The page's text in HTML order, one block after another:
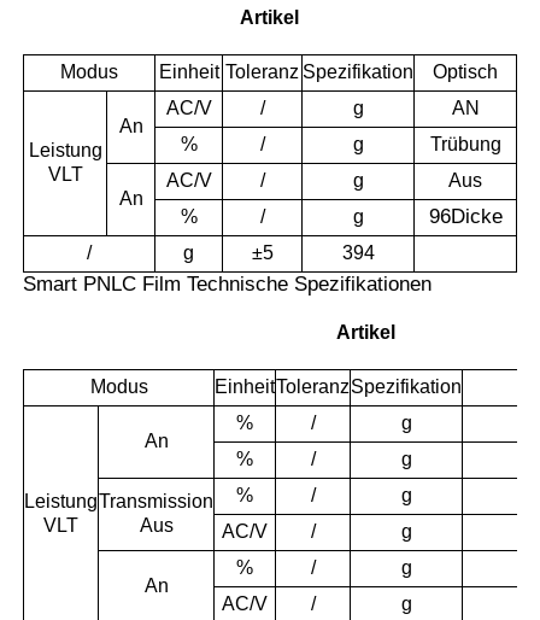
Artikel
Modus Einheit Toleranz Spezifikation Optisch
Leistung
VLT
An
AC/V / g
AN
%
/ g Trübung
An
AC/V / g
Aus
%
/ g 96Dicke
/ g ±5 394
Smart PNLC Film Technische Spezifikationen
Artikel
Modus EinheitToleranzSpezifikation
Leistung
VLT
An
% /
g
%
/ g
Transmission
Aus
% /
g
AC/V
/ g
An
% / g
AC/V
/
g